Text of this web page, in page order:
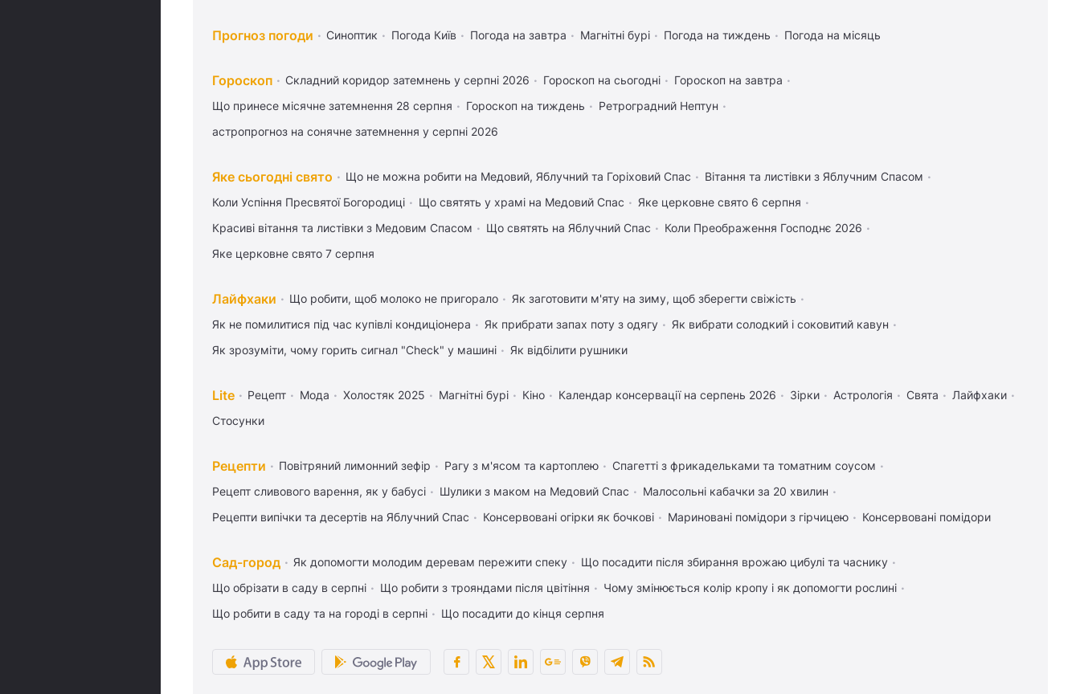
Прогноз погоди Синоптик Погода Київ Погода на завтра Магнітні бурі Погода на тиждень Погода на місяць
Гороскоп Складний коридор затемнень у серпні 2026 Гороскоп на сьогодні
Гороскоп на завтра
Що принесе місячне затемнення 28 серпня
Гороскоп на тиждень
Ретроградний Нептун
астропрогноз на сонячне затемнення у серпні 2026
Яке сьогодні свято Що не можна робити на Медовий, Яблучний та Горіховий Спас
Вітання та листівки з Яблучним Спасом
Коли Успіння Пресвятої Богородиці
Що святять у храмі на Медовий Спас
Яке церковне свято 6 серпня
Красиві вітання та листівки з Медовим Спасом
Що святять на Яблучний Спас
Коли Преображення Господнє 2026
Яке церковне свято 7 серпня
Лайфхаки Що робити, щоб молоко не пригорало
Як заготовити м'яту на зиму, щоб зберегти свіжість
Як не помилитися під час купівлі кондиціонера
Як прибрати запах поту з одягу
Як вибрати солодкий і соковитий кавун
Як зрозуміти, чому горить сигнал "Check" у машині
Як відбілити рушники
Lite Рецепт Мода Холостяк 2025 Магнітні бурі Кіно Календар консервації на серпень 2026 Зірки Астрологія Свята
Лайфхаки
Стосунки
Рецепти Повітряний лимонний зефір Рагу з м'ясом та картоплею
Спагетті з фрикадельками та томатним соусом
Рецепт сливового варення, як у бабусі
Шулики з маком на Медовий Спас
Малосольні кабачки за 20 хвилин
Рецепти випічки та десертів на Яблучний Спас
Консервовані огірки як бочкові Мариновані помідори з гірчицею Консервовані помідори
Сад-город Як допомогти молодим деревам пережити спеку
Що посадити після збирання врожаю цибулі та часнику
Що обрізати в саду в серпні
Що робити з трояндами після цвітіння
Чому змінюється колір кропу і як допомогти рослині
Що робити в саду та на городі в серпні
Що посадити до кінця серпня